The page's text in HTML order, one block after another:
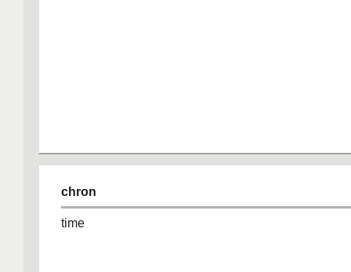
chron
time